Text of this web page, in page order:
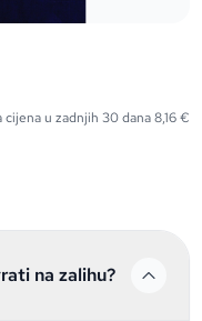
cijena u zadnjih 30 dana8,16€
na zalihu?